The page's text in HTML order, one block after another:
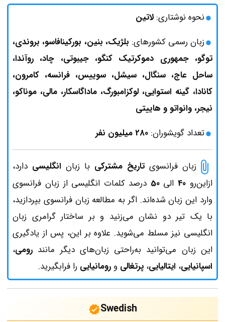
نحوه نوشتاری: لاتین
زبان رسمی کشورهای: بلژیک، بنین، بورکینافاسو، بروندی،
توگو، جمهوری دموکرتیک کنگو، جیبوتی، چاد، روآندا،
ساحل عاج، سنگال، سیشل، سوییس، فرانسه، کامرون،
کانادا، گینه استوایی، لوکزامبورگ، ماداگاسکار، مالی، موناکو،
نیجر، وانواتو و هاییتی
تعداد گویشوران: 280 میلیون نفر
زبان فرانسوی تاریخ مشترکی با زبان انگلیسی دارد،
ازاین‌رو
الی50 درصد کلمات انگلیسی از زبان فرانسوی
وارد این زبان شده‌اند. اگر به مطالعه زبان فرانسوی بپردازید،
با یک تیر دو نشان می‌زنید و بر ساختار گرامری زبان
انگلیسی نیز مسلط می‌شوید. علاوه بر این، پس از یادگیری
این زبان می‌توانید به‌راحتی زبان‌های دیگر مانند رومی،
اسپانیایی، ایتالیایی، پرتغالی و رومانیایی را فرابگیرید.
Swedish